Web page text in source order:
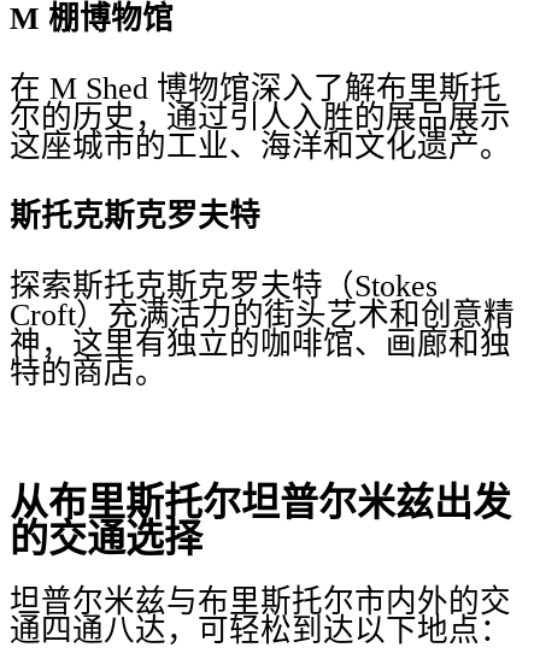
M 棚博物馆
在 M Shed 博物馆深入了解布里斯托
尔的历史，通过引人入胜的展品展示
这座城市的工业、海洋和文化遗产。
斯托克斯克罗夫特
探索斯托克斯克罗夫特（Stokes
Croft）充满活力的街头艺术和创意精
神，这里有独立的咖啡馆、画廊和独
特的商店。
从布里斯托尔坦普尔米兹出发
的交通选择
坦普尔米兹与布里斯托尔市内外的交
通四通八达，可轻松到达以下地点：